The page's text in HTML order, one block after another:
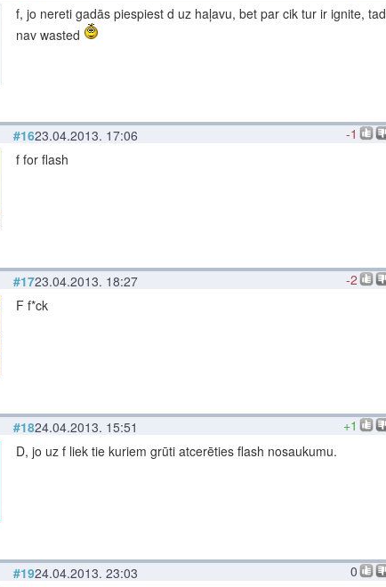
f, jo nereti gadās piespiest d uz haļavu, bet par cik tur ir ignite, tad
nav wasted
-1
#1623.04.2013. 17:06
f for flash
-2
#1723.04.2013. 18:27
F f*ck
+1
#1824.04.2013. 15:51
D, jo uz f liek tie kuriem grūti atcerēties flash nosaukumu.
0
#1924.04.2013. 23:03